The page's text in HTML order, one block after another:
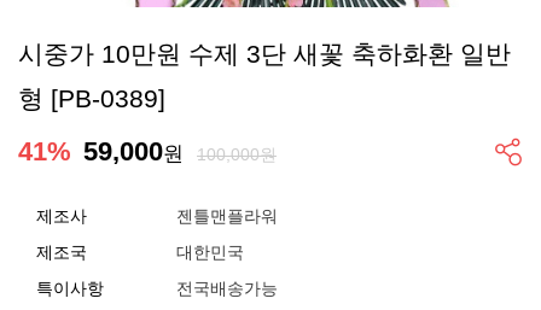
시중가 10만원 수제 3단 새꽃 축하화환 일반
형 [PB-0389]
41% 59,000원 100,000원
제조사
젠틀맨플라워
제조국
대한민국
특이사항
전국배송가능